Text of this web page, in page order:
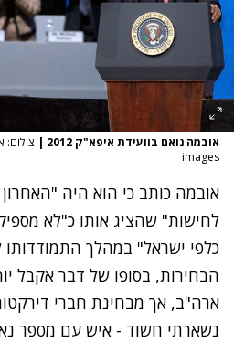
אובמה נואם בוועידת איפא"ק 2012 |
images
אובמה כותב כי הוא היה
לחישות" שהציג אותו כ"לא מספיק
ארה"ב, אך מבחינת חברי
נשארתי חשוד - איש עם מספר